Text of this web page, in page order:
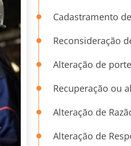
Cadastramento
Reconsideração
Alteração de
Recuperação ou
Alteração de
Alteração de